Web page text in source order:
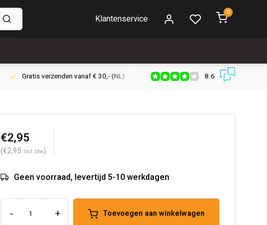
Klantenservice
0
Gratis verzenden vanaf € 30,- (NL) Verzendkosten € 2,95 (NL)
8.6
€2,95
(€2,95 Incl. btw)
Geen voorraad, levertijd 5-10 werkdagen
- + Toevoegen aan winkelwagen